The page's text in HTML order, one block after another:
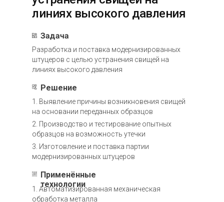
линиях высокого давления
Разработка и поставка модернизированных
штуцеров с целью устранения свищей на
линиях высокого давления
Задача
1. Выявление причины возникновения свищей
на основании переданных образцов
Решение
1. Автоматизированная механическая
обработка металла
Применённые
технологии
3. Изготовление и поставка партии
модернизированных штуцеров
2. Производство и тестирование опытных
образцов на возможность утечки